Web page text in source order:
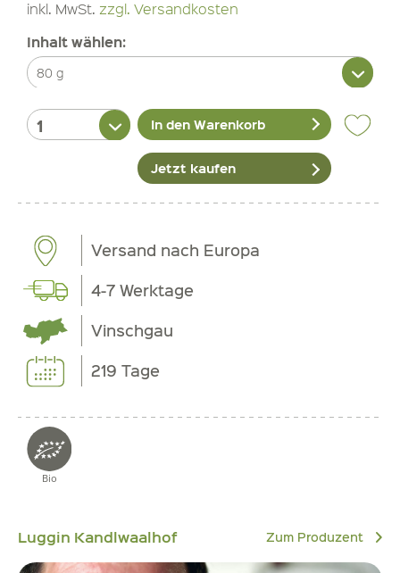
inkl. MwSt. zzgl. Versandkosten
Inhalt wählen:
In den Warenkorb
Jetzt kaufen
Versand nach Europa
4-7 Werktage
Vinschgau
219 Tage
Bio
Luggin Kandlwaalhof Zum Produzent